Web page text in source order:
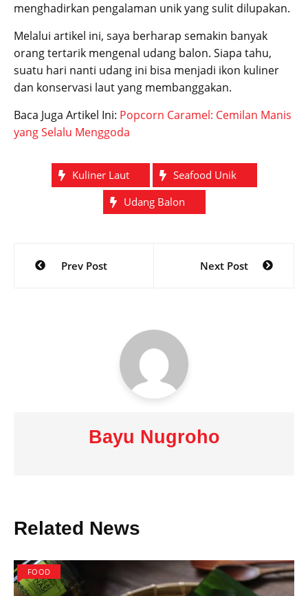
menghadirkan pengalaman unik yang sulit dilupakan.
Melalui artikel ini, saya berharap semakin banyak
orang tertarik mengenal udang balon. Siapa tahu,
suatu hari nanti udang ini bisa menjadi ikon kuliner
dan konservasi laut yang membanggakan.
Baca Juga Artikel Ini: Popcorn Caramel: Cemilan Manis
yang Selalu Menggoda
Kuliner Laut
Seafood Unik
Udang Balon
navigation
Prev Post Next Post
Bayu Nugroho
Related News
FOOD